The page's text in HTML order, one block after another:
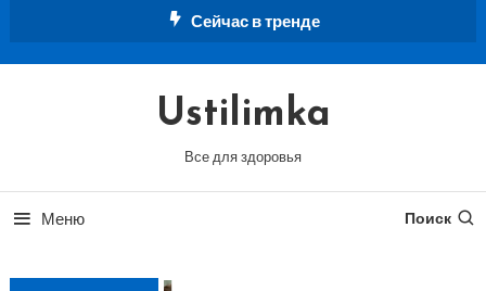
Сейчас в тренде
Ustilimka
Все для здоровья
Меню Поиск